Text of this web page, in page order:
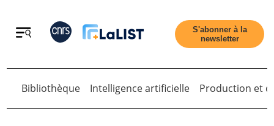
Retour
S'abonner à la
newsletter
Retour
Bibliothèque Intelligence artificielle Production et